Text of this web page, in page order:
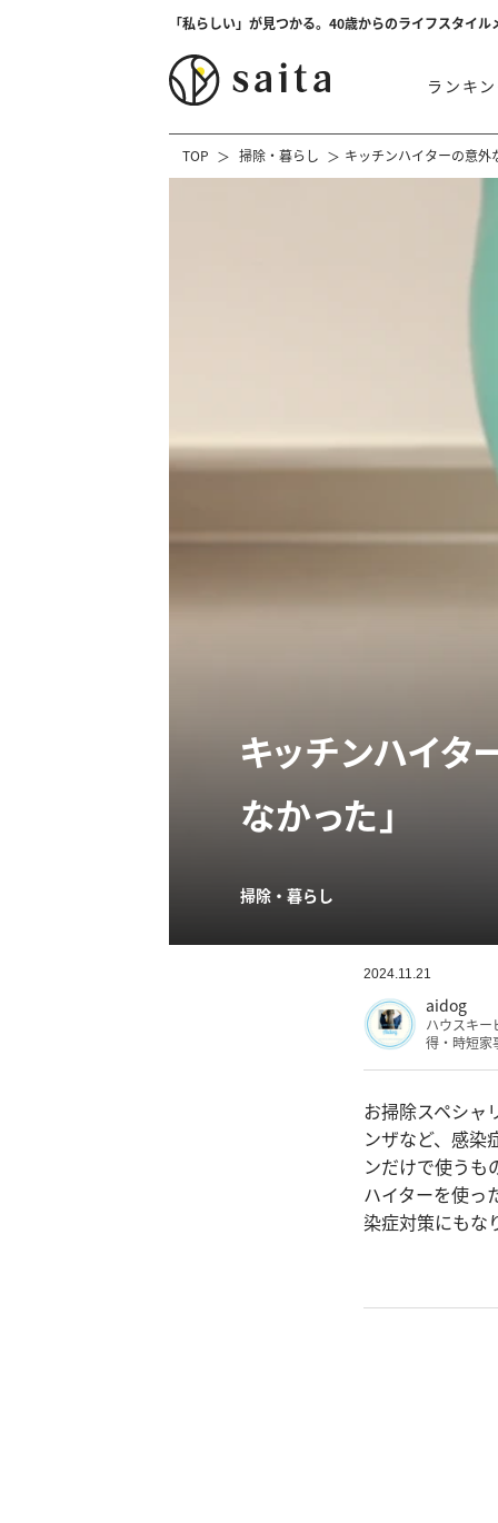
「私らしい」が見つかる。40歳からのライフスタイル
ランキ
TOP 掃除・暮らし キッチンハイターの意
キッチンハイタ
なかった」
掃除・暮らし
2024.11.21
aidog
ハウスキー
得・時短家
お掃除スペシャ
ンザなど、感染
ンだけで使うも
ハイターを使っ
染症対策にもな